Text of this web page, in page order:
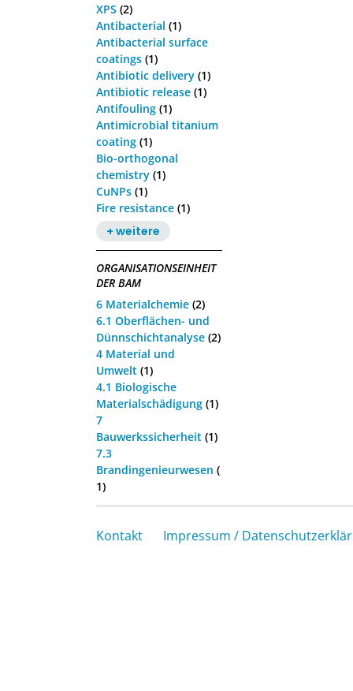
XPS (2)
Antibacterial (1)
Antibacterial surface
coatings (1)
Antibiotic delivery (1)
Antibiotic release (1)
Antifouling (1)
Antimicrobial titanium
coating (1)
Bio-orthogonal
chemistry (1)
CuNPs (1)
Fire resistance (1)
+ weitere
ORGANISATIONSEINHEIT
DER BAM
6 Materialchemie (2)
6.1 Oberflächen- und
Dünnschichtanalyse (2)
4 Material und
Umwelt (1)
4.1 Biologische
Materialschädigung (1)
7
Bauwerkssicherheit (1)
7.3
Brandingenieurwesen (
1)
Kontakt Impressum /